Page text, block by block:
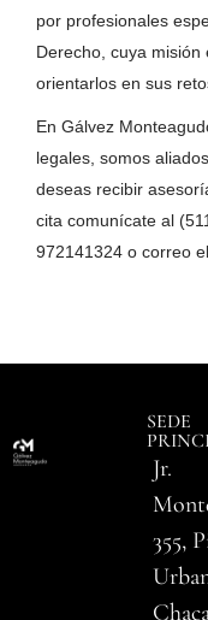
por profesionales
Derecho, cuya misión
orientarlos en sus
En Gálvez
legales, somos
deseas recibir
cita comunícate al
972141324 o correo
SEDE
Jr.
355,